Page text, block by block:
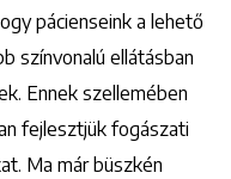
pácienseink a lehető
színvonalú ellátásban
Ennek szellemében
fejlesztjük fogászati
Ma már büszkén